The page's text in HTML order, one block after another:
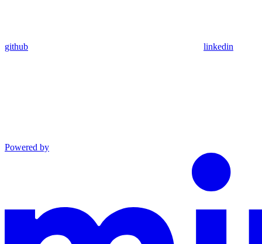
github linkedin
Powered by